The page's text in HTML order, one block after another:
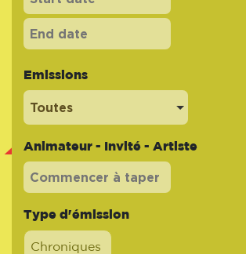
Emissions
Toutes
Animateur - Invité - Artiste
Type d'émission
Chroniques